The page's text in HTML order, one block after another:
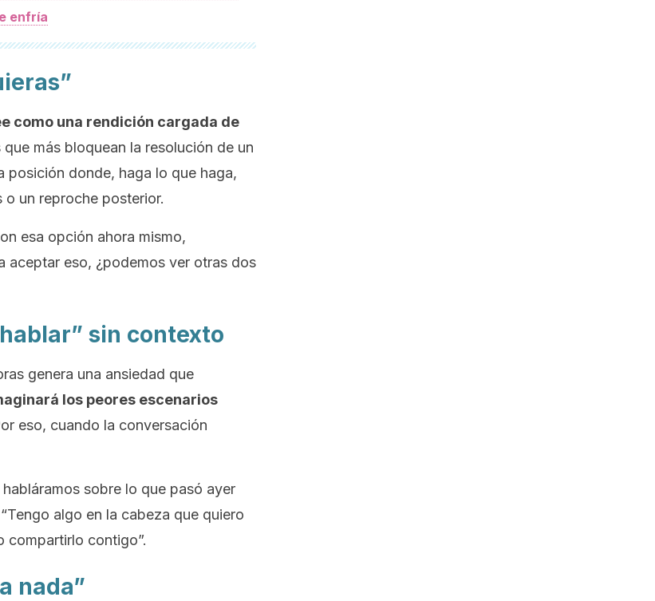
enfría
como una rendición cargada de
que más bloquean la resolución de un
posición donde, haga lo que haga,
un reproche posterior.
esa opción ahora mismo,
aceptar eso, ¿podemos ver otras dos
sin contexto
genera una ansiedad que
los peores escenarios
eso, cuando la conversación
sobre lo que pasó ayer
algo en la cabeza que quiero
compartirlo contigo”.
nada”